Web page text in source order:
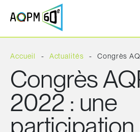
Accueil Actualités Congrès
Congrès
2022 : une